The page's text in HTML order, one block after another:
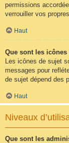
permissions
verrouiller vos
Haut
Que sont les icônes
Les icônes de sujet
messages pour
de sujet dépend des
Haut
Niveaux
Que sont les